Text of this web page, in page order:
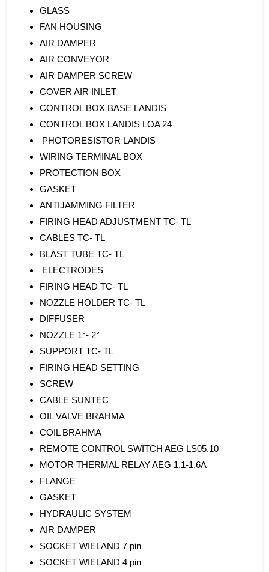
GLASS
FAN HOUSING
AIR DAMPER
AIR CONVEYOR
AIR DAMPER SCREW
COVER AIR INLET
CONTROL BOX BASE LANDIS
CONTROL BOX LANDIS LOA 24
PHOTORESISTOR LANDIS
WIRING TERMINAL BOX
PROTECTION BOX
GASKET
ANTIJAMMING FILTER
FIRING HEAD ADJUSTMENT TC- TL
CABLES TC- TL
BLAST TUBE TC- TL
ELECTRODES
FIRING HEAD TC- TL
NOZZLE HOLDER TC- TL
DIFFUSER
NOZZLE 1°- 2°
SUPPORT TC- TL
FIRING HEAD SETTING
SCREW
CABLE SUNTEC
OIL VALVE BRAHMA
COIL BRAHMA
REMOTE CONTROL SWITCH AEG LS05.10
MOTOR THERMAL RELAY AEG 1,1-1,6A
FLANGE
GASKET
HYDRAULIC SYSTEM
AIR DAMPER
SOCKET WIELAND 7 pin
SOCKET WIELAND 4 pin